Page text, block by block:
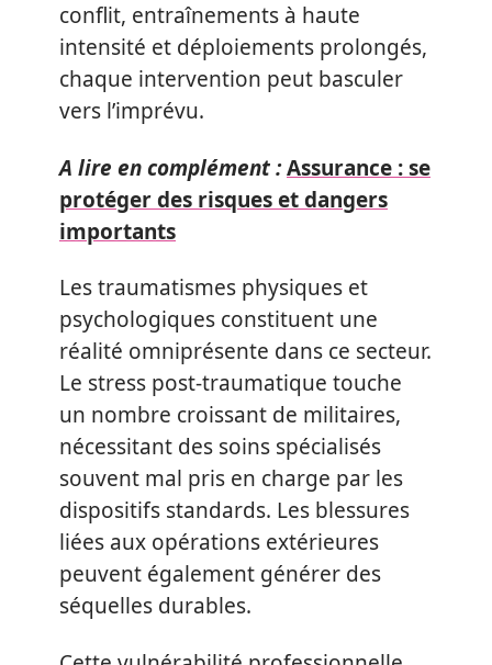
conflit, entraînements à haute
intensité et déploiements prolongés,
chaque intervention peut basculer
vers l’imprévu.
A lire en complément :Assurance : se
protéger des risques et dangers
importants
Les traumatismes physiques et
psychologiques constituent une
réalité omniprésente dans ce secteur.
Le stress post-traumatique touche
un nombre croissant de militaires,
nécessitant des soins spécialisés
souvent mal pris en charge par les
dispositifs standards. Les blessures
liées aux opérations extérieures
peuvent également générer des
séquelles durables.